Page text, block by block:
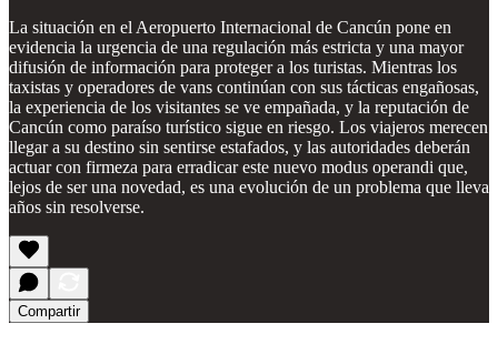
La situación en el Aeropuerto Internacional de Cancún pone en
evidencia la urgencia de una regulación más estricta y una mayor
difusión de información para proteger a los turistas. Mientras los
taxistas y operadores de vans continúan con sus tácticas engañosas,
la experiencia de los visitantes se ve empañada, y la reputación de
Cancún como paraíso turístico sigue en riesgo. Los viajeros merecen
llegar a su destino sin sentirse estafados, y las autoridades deberán
actuar con firmeza para erradicar este nuevo modus operandi que,
lejos de ser una novedad, es una evolución de un problema que lleva
años sin resolverse.
Compartir